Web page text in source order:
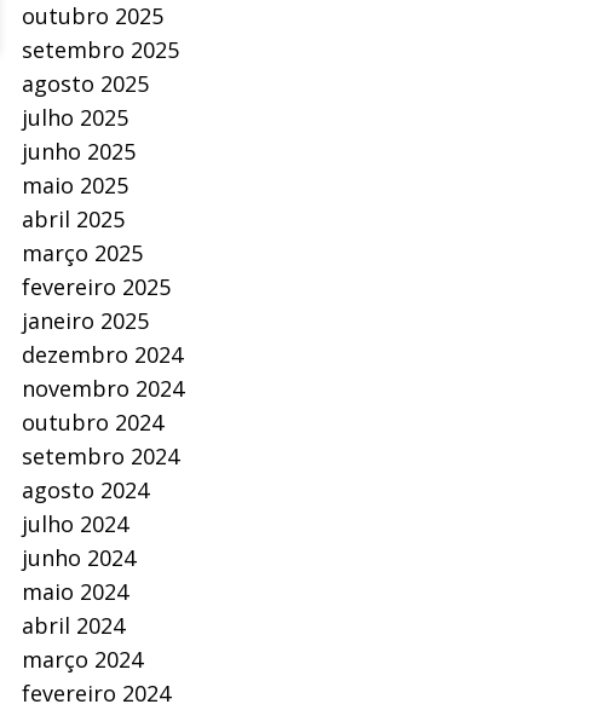
outubro 2025
setembro 2025
agosto 2025
julho 2025
junho 2025
maio 2025
abril 2025
março 2025
fevereiro 2025
janeiro 2025
dezembro 2024
novembro 2024
outubro 2024
setembro 2024
agosto 2024
julho 2024
junho 2024
maio 2024
abril 2024
março 2024
fevereiro 2024